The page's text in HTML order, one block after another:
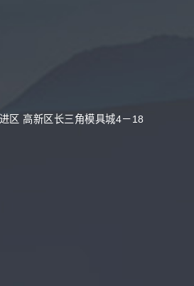
区 高新区长三角模具城4－18